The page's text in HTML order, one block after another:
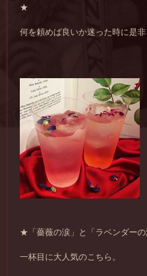
★
何を頼めば良いか迷った時に是
★「薔薇の涙」と「ラベンダーの
一杯目に大人気のこちら。